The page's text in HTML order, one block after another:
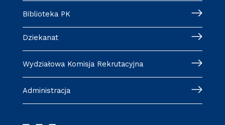
Biblioteka PK
Dziekanat
Wydziałowa Komisja Rekrutacyjna
Administracja